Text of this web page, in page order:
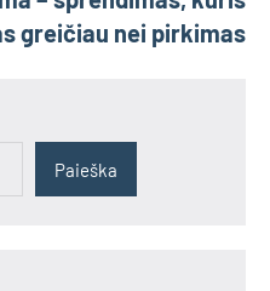
greičiau nei pirkimas
Paieška